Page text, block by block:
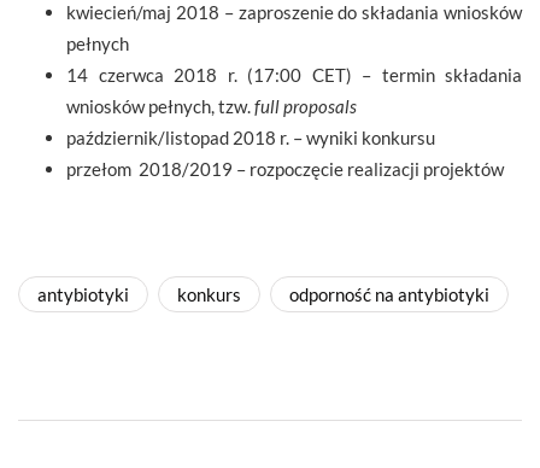
kwiecień/maj 2018 – zaproszenie do składania wniosków
pełnych
14 czerwca 2018 r. (17:00 CET) – termin składania
wniosków pełnych, tzw.full proposals
październik/listopad 2018 r. – wyniki konkursu
przełom 2018/2019 – rozpoczęcie realizacji projektów
antybiotyki konkurs odporność na antybiotyki